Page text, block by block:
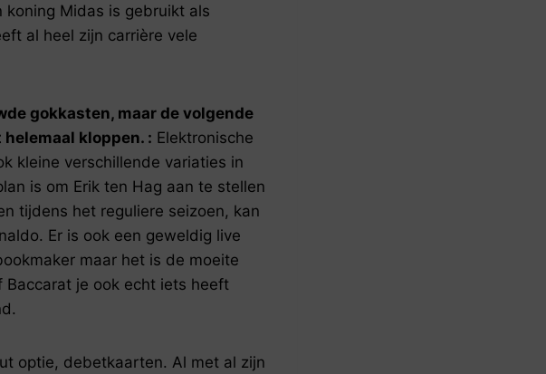
Midas is gebruikt als
al heel zijn carrière vele
gokkasten, maar de volgende
kloppen. : Elektronische
kleine verschillende variaties in
is om Erik ten Hag aan te stellen
tijdens het reguliere seizoen, kan
Er is ook een geweldig live
maar het is de moeite
je ook echt iets heeft
optie, debetkaarten. Al met al zijn